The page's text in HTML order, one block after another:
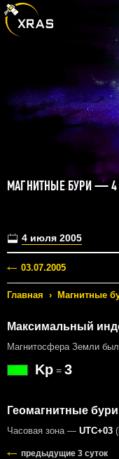
МАГНИТНЫЕ БУРИ —
4 июля 2005
03.07.2005
Главная › Магнитные
Максимальный
Магнитосфера Земли
Kp = 3
Геомагнитные
Часовая зона — UTC+03 (
предыдущие 3 суток